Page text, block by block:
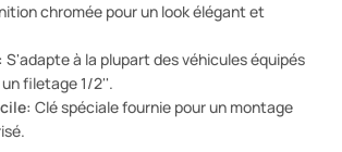
chromée pour un look élégant et
S'adapte à la plupart des véhicules équipés
filetage 1/2''.
Clé spéciale fournie pour un montage